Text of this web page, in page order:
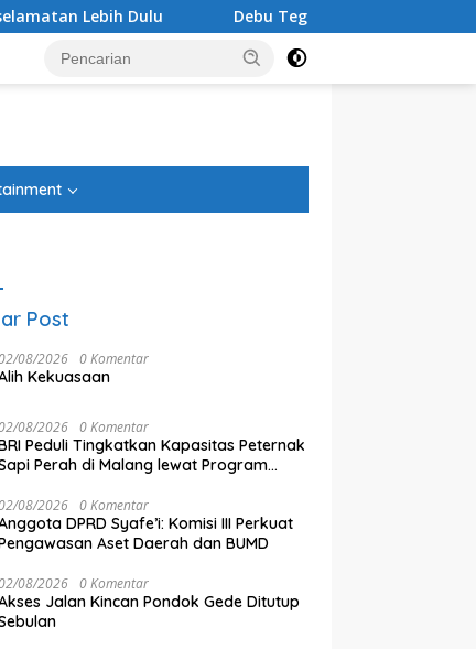
Debu Tegal Danas Cikarang Belum Teratasi,
Post
08/2026 0 Komentar
Kekuasaan
08/2026 0 Komentar
Peduli Tingkatkan Kapasitas Peternak
Perah di Malang lewat Program
08/2026 0 Komentar
DPRD Syafe’i: Komisi III Perkuat
Aset Daerah dan BUMD
08/2026 0 Komentar
Jalan Kincan Pondok Gede Ditutup